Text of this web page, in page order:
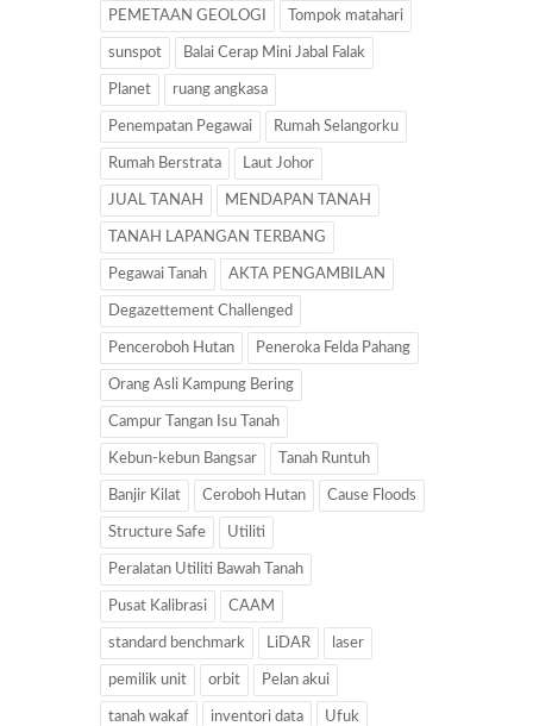
PEMETAAN GEOLOGI Tompok matahari
sunspot Balai Cerap Mini Jabal Falak
Planet ruang angkasa
Penempatan Pegawai Rumah Selangorku
Rumah Berstrata Laut Johor
JUAL TANAH MENDAPAN TANAH
TANAH LAPANGAN TERBANG
Pegawai Tanah AKTA PENGAMBILAN
Degazettement Challenged
Penceroboh Hutan Peneroka Felda Pahang
Orang Asli Kampung Bering
Campur Tangan Isu Tanah
Kebun-kebun Bangsar Tanah Runtuh
Banjir Kilat Ceroboh Hutan Cause Floods
Structure Safe Utiliti
Peralatan Utiliti Bawah Tanah
Pusat Kalibrasi CAAM
standard benchmark LiDAR laser
pemilik unit orbit Pelan akui
tanah wakaf inventori data Ufuk